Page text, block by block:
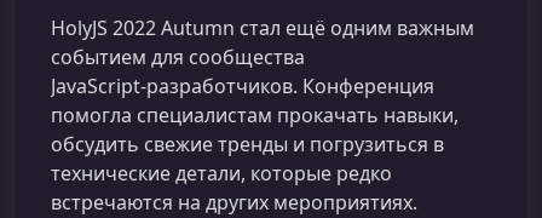
HolyJS 2022 Autumn стал ещё одним важным
событием для сообщества
JavaScript‑разработчиков. Конференция
помогла специалистам прокачать навыки,
обсудить свежие тренды и погрузиться в
технические детали, которые редко
встречаются на других мероприятиях.